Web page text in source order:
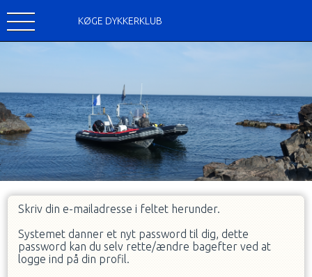
KØGE DYKKERKLUB
Skriv din e-mailadresse i feltet herunder.
Systemet danner et nyt password til dig, dette
password kan du selv rette/ændre bagefter ved at
logge ind på din profil.